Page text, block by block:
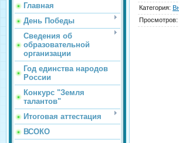
Главная
День Победы
Сведения об
образовательной
организации
Год единства народов
России
Конкурс "Земля
талантов"
Итоговая аттестация
ВСОКО
Категория:
Просмотров: